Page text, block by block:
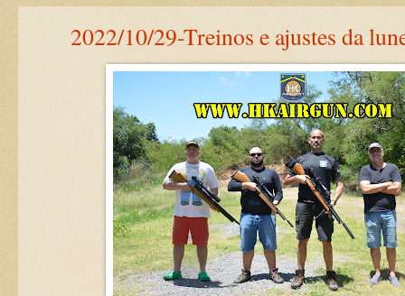
2022/10/29-Treinos e ajustes da